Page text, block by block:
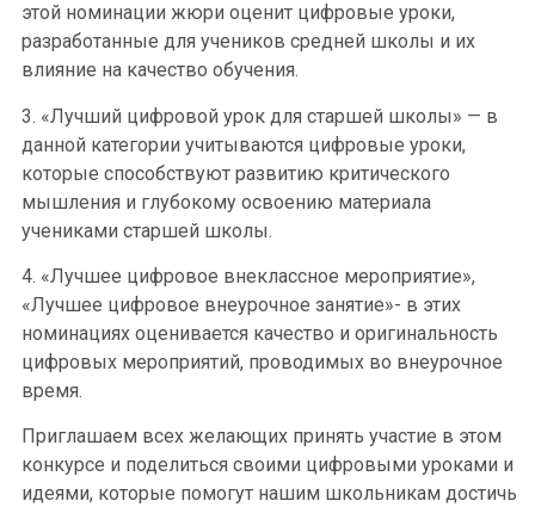
этой номинации жюри оценит цифровые уроки,
разработанные для учеников средней школы и их
влияние на качество обучения.
3. «Лучший цифровой урок для старшей школы» — в
данной категории учитываются цифровые уроки,
которые способствуют развитию критического
мышления и глубокому освоению материала
учениками старшей школы.
4. «Лучшее цифровое внеклассное мероприятие»,
«Лучшее цифровое внеурочное занятие»- в этих
номинациях оценивается качество и оригинальность
цифровых мероприятий, проводимых во внеурочное
время.
Приглашаем всех желающих принять участие в этом
конкурсе и поделиться своими цифровыми уроками и
идеями, которые помогут нашим школьникам достичь